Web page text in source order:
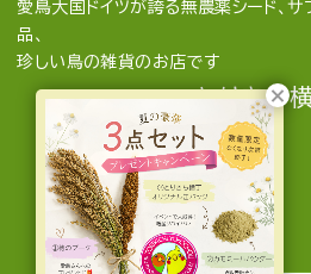
愛鳥大国ドイツが誇る無農薬シード、サ
品、
珍しい鳥の雑貨のお店です
とりきち